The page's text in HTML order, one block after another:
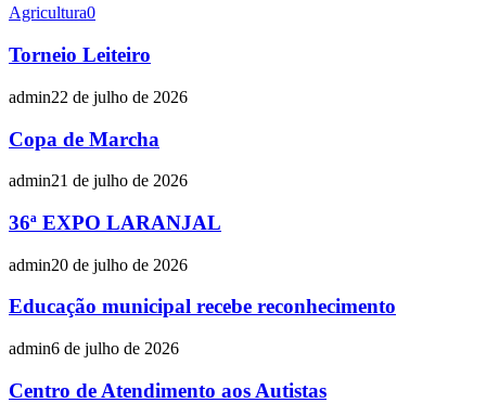
Agricultura0
Torneio Leiteiro
admin22 de julho de 2026
Copa de Marcha
admin21 de julho de 2026
36ª EXPO LARANJAL
admin20 de julho de 2026
Educação municipal recebe reconhecimento
admin6 de julho de 2026
Centro de Atendimento aos Autistas